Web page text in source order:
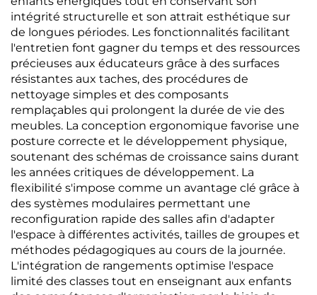
intégrité structurelle et son attrait esthétique sur
de longues périodes. Les fonctionnalités facilitant
l'entretien font gagner du temps et des ressources
précieuses aux éducateurs grâce à des surfaces
résistantes aux taches, des procédures de
nettoyage simples et des composants
remplaçables qui prolongent la durée de vie des
meubles. La conception ergonomique favorise une
posture correcte et le développement physique,
soutenant des schémas de croissance sains durant
les années critiques de développement. La
flexibilité s'impose comme un avantage clé grâce à
des systèmes modulaires permettant une
reconfiguration rapide des salles afin d'adapter
l'espace à différentes activités, tailles de groupes et
méthodes pédagogiques au cours de la journée.
L'intégration de rangements optimise l'espace
limité des classes tout en enseignant aux enfants